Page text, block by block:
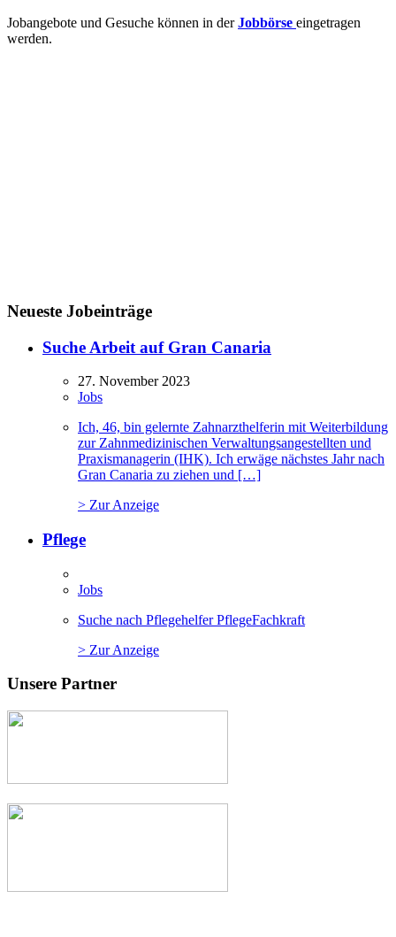
Jobangebote und Gesuche können in derJobbörse eingetragen
werden.
Neueste Jobeinträge
Suche Arbeit auf Gran Canaria
27. November 2023
Jobs
Ich, 46, bin gelernte Zahnarzthelferin mit Weiterbildung
zur Zahnmedizinischen Verwaltungsangestellten und
Praxismanagerin (IHK). Ich erwäge nächstes Jahr nach
Gran Canaria zu ziehen und […]
> Zur Anzeige
Pflege
Jobs
Suche nach Pflegehelfer PflegeFachkraft
> Zur Anzeige
Unsere Partner